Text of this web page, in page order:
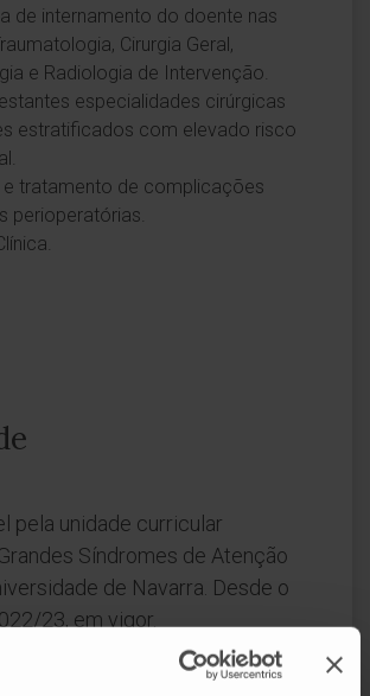
de internamento do doente nas
Cirurgia Geral,
e Radiologia de Intervenção.
especialidades cirúrgicas
estratificados com elevado risco
e tratamento de complicações
perioperatórias.
pela unidade curricular
Síndromes de Atenção
de Navarra. Desde o
23, em vigor.
pela unidade curricular optativa